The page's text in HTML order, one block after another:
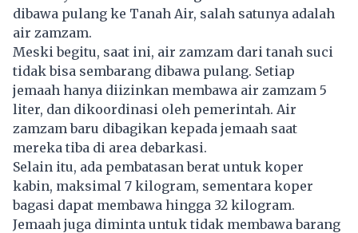
dibawa pulang ke Tanah Air, salah satunya adalah
air zamzam.
Meski begitu, saat ini, air zamzam dari tanah suci
tidak bisa sembarang dibawa pulang. Setiap
jemaah hanya diizinkan membawa air zamzam 5
liter, dan dikoordinasi oleh pemerintah. Air
zamzam baru dibagikan kepada jemaah saat
mereka tiba di area debarkasi.
Selain itu, ada pembatasan berat untuk koper
kabin, maksimal 7 kilogram, sementara koper
bagasi dapat membawa hingga 32 kilogram.
Jemaah juga diminta untuk tidak membawa barang